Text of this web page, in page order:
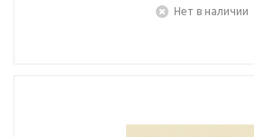
Нет в наличии